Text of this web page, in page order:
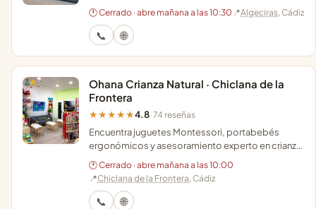
conseguir con asesoramiento personalizado y
zona de juego.
🕐 Cerrado · abre mañana a las 10:30 📍Algeciras, Cádiz
📞 🌐
Ohana Crianza Natural · Chiclana de la
Frontera
★★★★★ 4.8· 74 reseñas
Encuentra juguetes Montessori, portabebés
ergonómicos y asesoramiento experto en crianza
respetuosa en pleno centro de Chiclana de la
Frontera.
🕐 Cerrado · abre mañana a las 10:00
📍Chiclana de la Frontera, Cádiz
📞 🌐